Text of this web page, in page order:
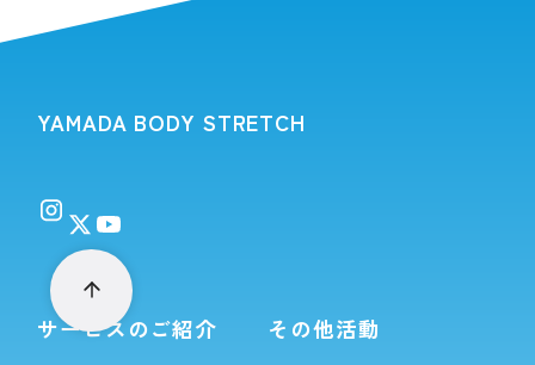
YAMADA BODY STRETCH
サービスのご紹介 その他活動